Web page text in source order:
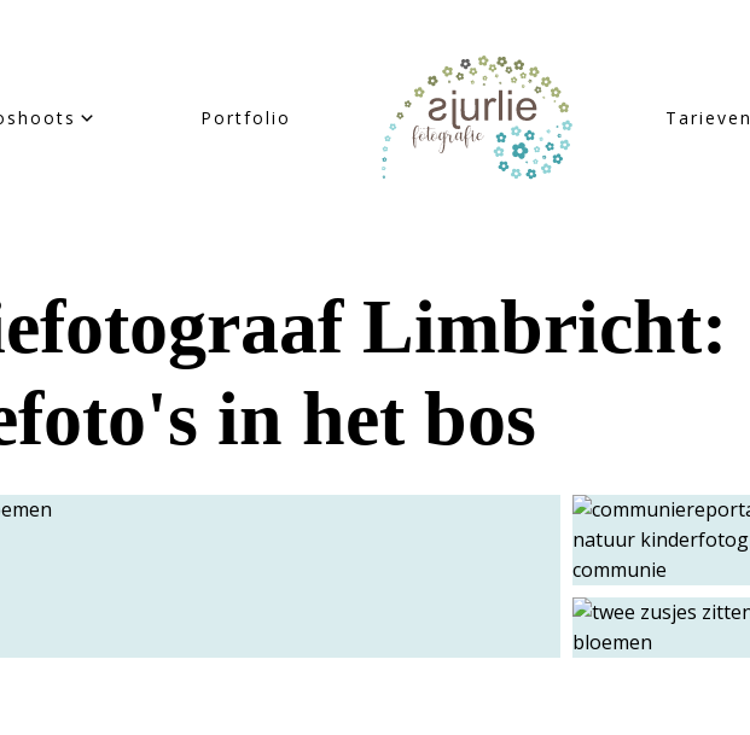
Portfolio Tarieven
Limbricht:
in het bos